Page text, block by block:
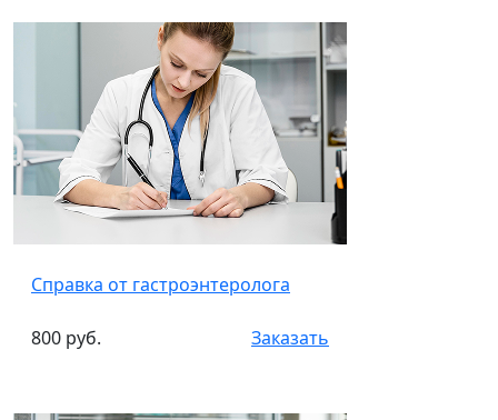
Справка от гастроэнтеролога
800 руб. Заказать